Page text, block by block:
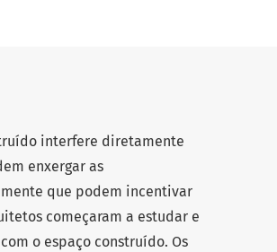
interfere diretamente
enxergar as
que podem incentivar
começaram a estudar e
o espaço construído. Os